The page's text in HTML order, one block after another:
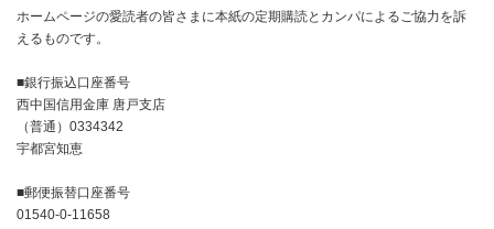
ホームページの愛読者の皆さまに本紙の定期購読とカンパによるご協力を訴
えるものです。
■銀行振込口座番号
西中国信用金庫 唐戸支店
（普通）0334342
宇都宮知恵
■郵便振替口座番号
01540-0-11658